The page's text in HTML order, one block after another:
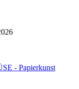
- Papierkunst